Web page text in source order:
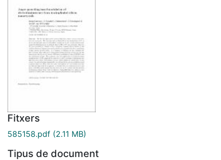
Fitxers
585158.pdf (2.11 MB)
Tipus de document